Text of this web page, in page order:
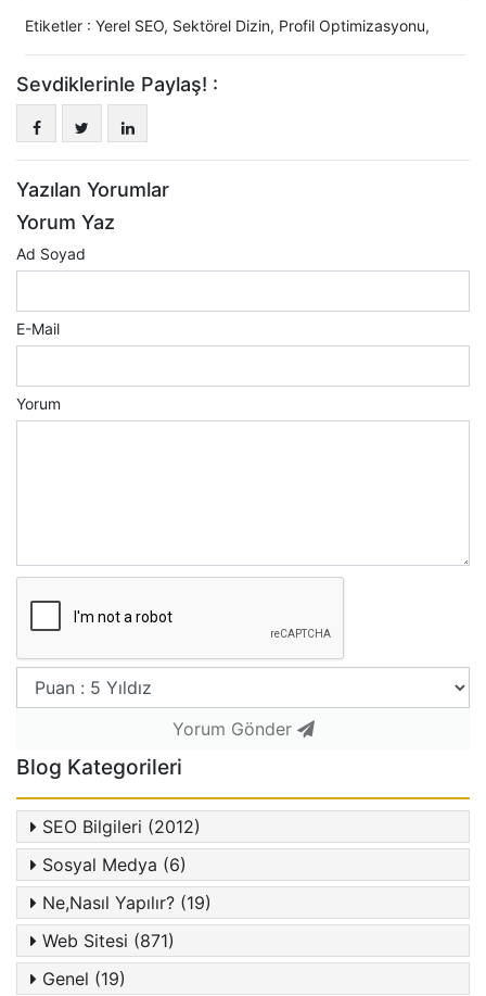
Etiketler : Yerel SEO, Sektörel Dizin, Profil Optimizasyonu,
Sevdiklerinle Paylaş! :
Yazılan Yorumlar
Yorum Yaz
Ad Soyad
E-Mail
Yorum
Yorum Gönder
Blog Kategorileri
SEO Bilgileri (2012)
Sosyal Medya (6)
Ne,Nasıl Yapılır? (19)
Web Sitesi (871)
Genel (19)